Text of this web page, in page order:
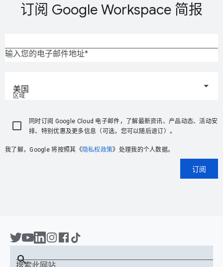
订阅 Google Workspace 简报
输入您的电子邮件地址
区域
美国
同时订阅 Google Cloud 电子邮件，了解最新资讯、产品动态、活动安
排、特别优惠及更多信息（可选，您可以随后退订）。
我了解，Google 将按照其《隐私权政策》处理我的个人数据。
订阅
search